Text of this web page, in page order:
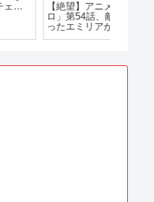
「アニメ好きでオタク
なのにVtuberに興味ない
やつ」👈まじで、この